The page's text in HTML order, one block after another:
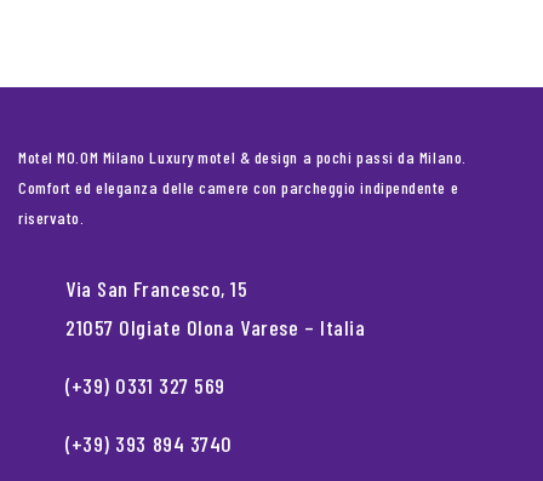
Motel MO.OM Milano Luxury motel & design a pochi passi da Milano.
Comfort ed eleganza delle camere con parcheggio indipendente e
riservato.
Via San Francesco, 15
21057 Olgiate Olona Varese – Italia
(+39) 0331 327 569
(+39) 393 894 3740